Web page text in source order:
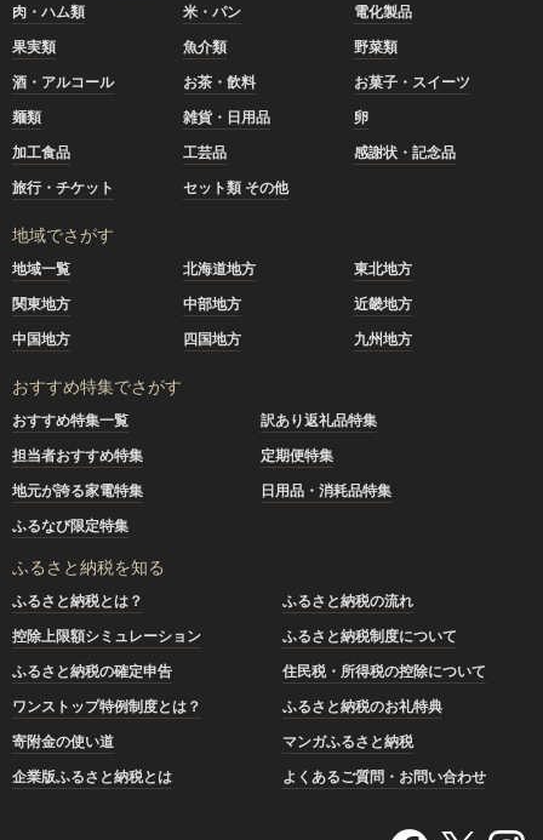
肉・ハム類 米・パン
電化製品
果実類
魚介類
野菜類
酒・アルコール
お茶・飲料
お菓子・スイーツ
麺類
雑貨・日用品
卵
加工食品
工芸品
感謝状・記念品
旅行・チケット
セット類 その他
地域でさがす
地域一覧 北海道地方
東北地方
関東地方
中部地方
近畿地方
中国地方
四国地方 九州地方
おすすめ特集でさがす
おすすめ特集一覧
訳あり返礼品特集
担当者おすすめ特集
定期便特集
地元が誇る家電特集
日用品・消耗品特集
ふるなび限定特集
ふるさと納税を知る
ふるさと納税とは？
ふるさと納税の流れ
控除上限額シミュレーション
ふるさと納税制度について
ふるさと納税の確定申告
住民税・所得税の控除について
ワンストップ特例制度とは？
ふるさと納税のお礼特典
寄附金の使い道
マンガふるさと納税
企業版ふるさと納税とは
よくあるご質問・お問い合わせ